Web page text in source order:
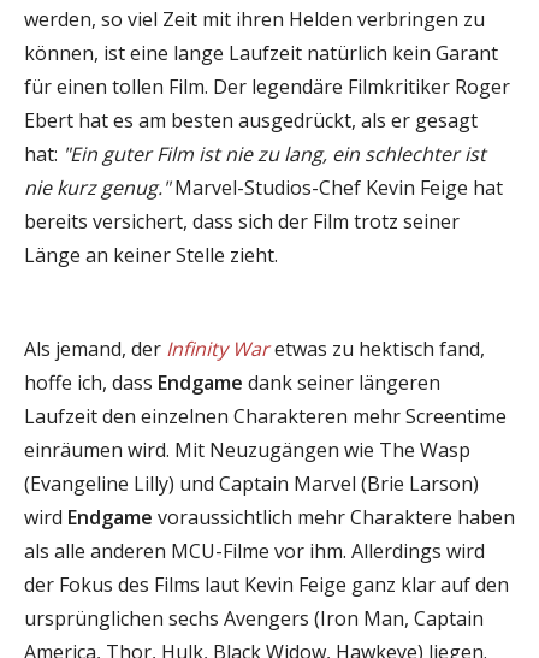
werden, so viel Zeit mit ihren Helden verbringen zu
können, ist eine lange Laufzeit natürlich kein Garant
für einen tollen Film. Der legendäre Filmkritiker Roger
Ebert hat es am besten ausgedrückt, als er gesagt
hat: "Ein guter Film ist nie zu lang, ein schlechter ist
nie kurz genug."Marvel-Studios-Chef Kevin Feige hat
bereits versichert, dass sich der Film trotz seiner
Länge an keiner Stelle zieht.
Als jemand, der Infinity Waretwas zu hektisch fand,
hoffe ich, dass Endgame dank seiner längeren
Laufzeit den einzelnen Charakteren mehr Screentime
einräumen wird. Mit Neuzugängen wie The Wasp
(Evangeline Lilly) und Captain Marvel (Brie Larson)
wird Endgame voraussichtlich mehr Charaktere haben
als alle anderen MCU-Filme vor ihm. Allerdings wird
der Fokus des Films laut Kevin Feige ganz klar auf den
ursprünglichen sechs Avengers (Iron Man, Captain
America, Thor, Hulk, Black Widow, Hawkeye) liegen.